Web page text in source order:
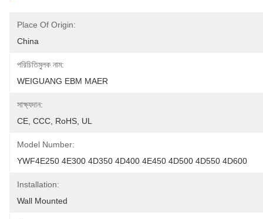
Place Of Origin:
China
পরিচিতিমুলক নাম:
WEIGUANG EBM MAER
সাক্ষ্যদান:
CE, CCC, RoHS, UL
Model Number:
YWF4E250 4E300 4D350 4D400 4E450 4D500 4D550 4D600
Installation:
Wall Mounted